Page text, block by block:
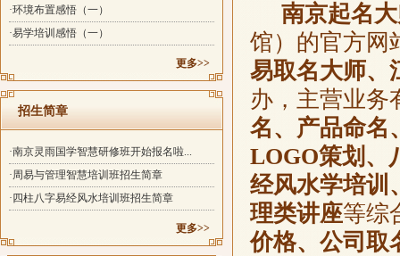
·环境布置感悟（一）
·易学培训感悟（一）
更多>>
招生简章
·南京灵雨国学智慧研修班开始报名啦...
·周易与管理智慧培训班招生简章
·四柱八字易经风水培训班招生简章
更多>>
南京起名
馆）的官方网
易取名大师、
办，主营业务
名、产品命名
LOGO策划、
经风水学培训
理类讲座等综
价格、公司取